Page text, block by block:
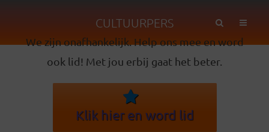
CULTUURPERS
We zijn onafhankelijk. Help ons mee en word
ook lid! Met jou erbij gaat het beter.
Klik hier en word lid